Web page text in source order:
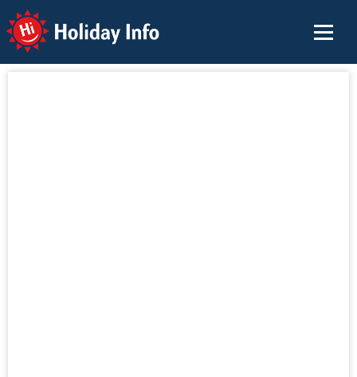
Holiday Info